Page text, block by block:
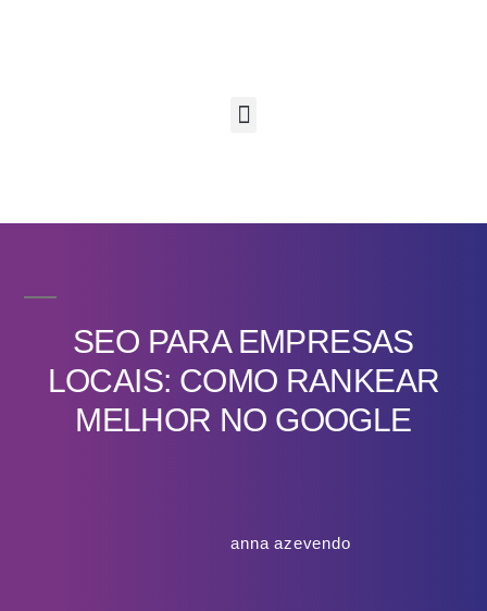
SEO PARA EMPRESAS
LOCAIS: COMO RANKEAR
MELHOR NO GOOGLE
anna azevendo